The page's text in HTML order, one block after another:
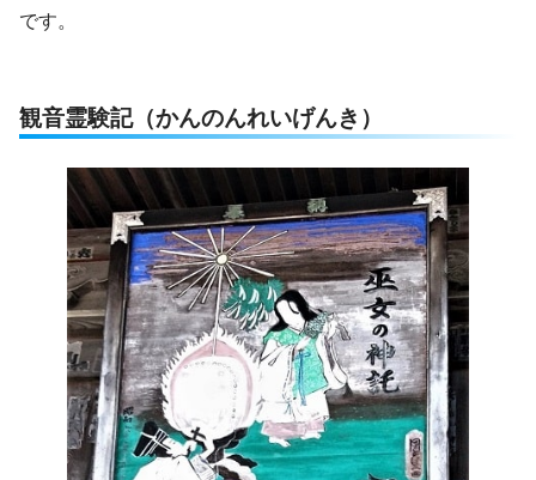
です。
観音霊験記（かんのんれいげんき）